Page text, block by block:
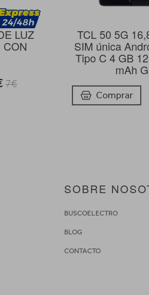
LUZ
CON
7€
TCL 50 5G
SIM única
Tipo C 4 GB
mAh
Comprar
SOBRE
BUSCOELECTRO
BLOG
CONTACTO